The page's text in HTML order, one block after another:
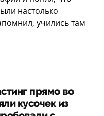
настолько
учились там
прямо во
кусочек из